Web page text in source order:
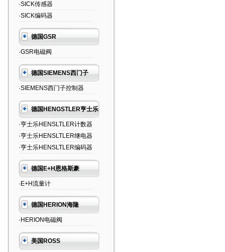
·SICK传感器
·SICK编码器
德国GSR
·GSR电磁阀
德国SIEMENS西门子
·SIEMENS西门子控制器
德国HENGSTLER亨士乐
·亨士乐HENSLTLER计数器
·亨士乐HENSLTLER继电器
·亨士乐HENSLTLER编码器
德国E+H恩格斯豪
·E+H流量计
德国HERION海隆
·HERION电磁阀
美国ROSS